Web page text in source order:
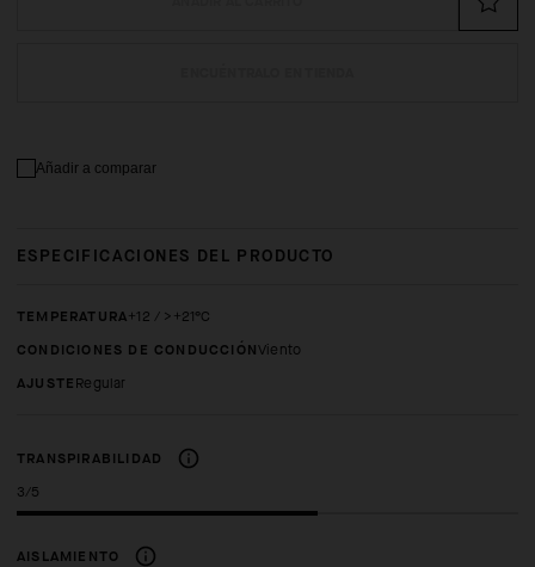
Añadir a comparar
ESPECIFICACIONES DEL PRODUCTO
TEMPERATURA
+12 / >+21°C
CONDICIONES DE CONDUCCIÓN
Viento
AJUSTE
regular
TRANSPIRABILIDAD
3/5
AISLAMIENTO